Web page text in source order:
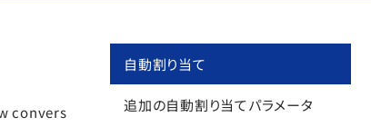
convers
自動割り当て
追加の自動割り当てパラメータ